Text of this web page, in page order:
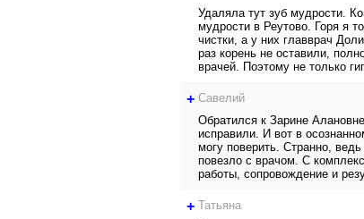
Удаляла тут зуб мудрости.
мудрости в Реутово. Горя я
чистки, а у них главврач
раз корень не оставили,
врачей. Поэтому не только
+ Савелий
Обратился к Зарине
исправили. И вот в
могу поверить. Странно,
повезло с врачом. С
работы, сопровождение и
+ Татьяна